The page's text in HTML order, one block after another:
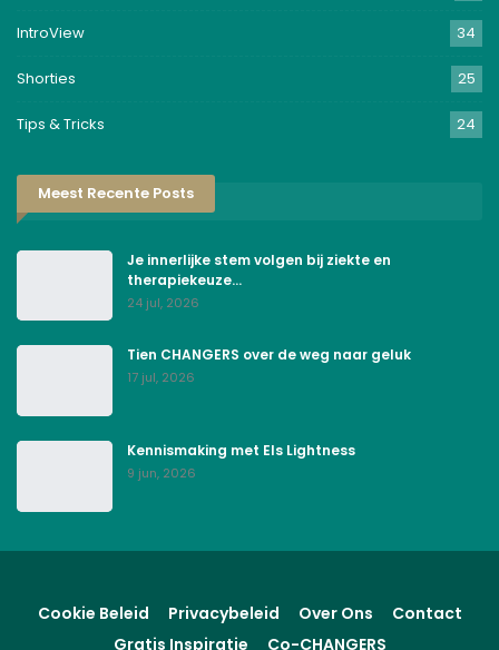
IntroView 34
Shorties 25
Tips & Tricks 24
Meest Recente Posts
Je innerlijke stem volgen bij ziekte en
therapiekeuze…
24 jul, 2026
Tien CHANGERS over de weg naar geluk
17 jul, 2026
Kennismaking met Els Lightness
9 jun, 2026
Cookie Beleid Privacybeleid Over Ons
Contact
Gratis Inspiratie
Co-CHANGERS